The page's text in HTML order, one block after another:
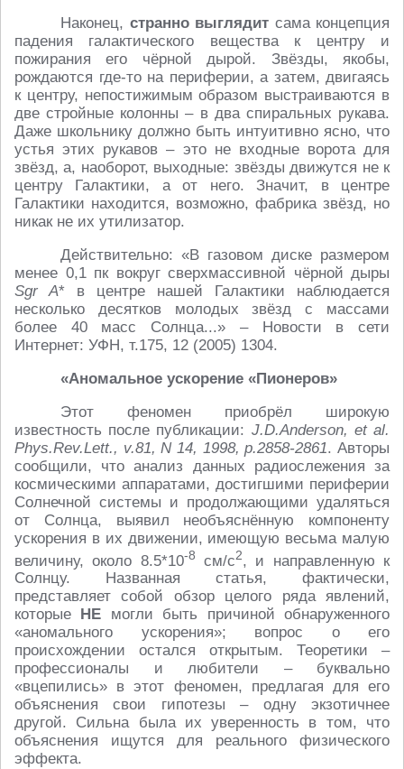
Наконец, странно выглядит сама концепция
падения галактического вещества к центру и
пожирания его чёрной дырой. Звёзды, якобы,
рождаются где-то на периферии, а затем, двигаясь
к центру, непостижимым образом выстраиваются в
две стройные колонны – в два спиральных рукава.
Даже школьнику должно быть интуитивно ясно, что
устья этих рукавов – это не входные ворота для
звёзд, а, наоборот, выходные: звёзды движутся не к
центру Галактики, а от него. Значит, в центре
Галактики находится, возможно, фабрика звёзд, но
никак не их утилизатор.
Действительно: «В газовом диске размером
менее 0,1 пк вокруг сверхмассивной чёрной дыры
Sgr A* в центре нашей Галактики наблюдается
несколько десятков молодых звёзд с массами
более 40 масс Солнца...» – Новости в сети
Интернет: УФН, т.175, 12 (2005) 1304.
«Аномальное ускорение «Пионеров»
Этот феномен приобрёл широкую
известность после публикации: J.D.Anderson, et al.
Phys.Rev.Lett., v.81, N 14, 1998, p.2858-2861. Авторы
сообщили, что анализ данных радиослежения за
космическими аппаратами, достигшими периферии
Солнечной системы и продолжающими удаляться
от Солнца, выявил необъяснённую компоненту
ускорения в их движении, имеющую весьма малую
величину, около 8.5*10-8 см/с2, и направленную к
Солнцу. Названная статья, фактически,
представляет собой обзор целого ряда явлений,
которые
НЕ могли быть причиной обнаруженного
«аномального ускорения»; вопрос о его
происхождении остался открытым. Теоретики –
профессионалы и любители – буквально
«вцепились» в этот феномен, предлагая для его
объяснения свои гипотезы – одну экзотичнее
другой. Сильна была их уверенность в том, что
объяснения ищутся для реального физического
эффекта.